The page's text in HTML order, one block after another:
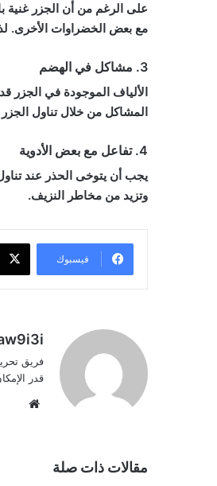
على الرغم من أن الجزر غنية
مع بعض الخضراوات الأخرى.
3. مشاكل في الهضم
الألياف الموجودة في الجزر
المشاكل من خلال تناول
4. تفاعل مع بعض الأدوية
يجب أن يتوخى الحذر عند
وتزيد من مخاطر النزيف.
فيسبوك
فريق
قدر
مقالات ذات صلة